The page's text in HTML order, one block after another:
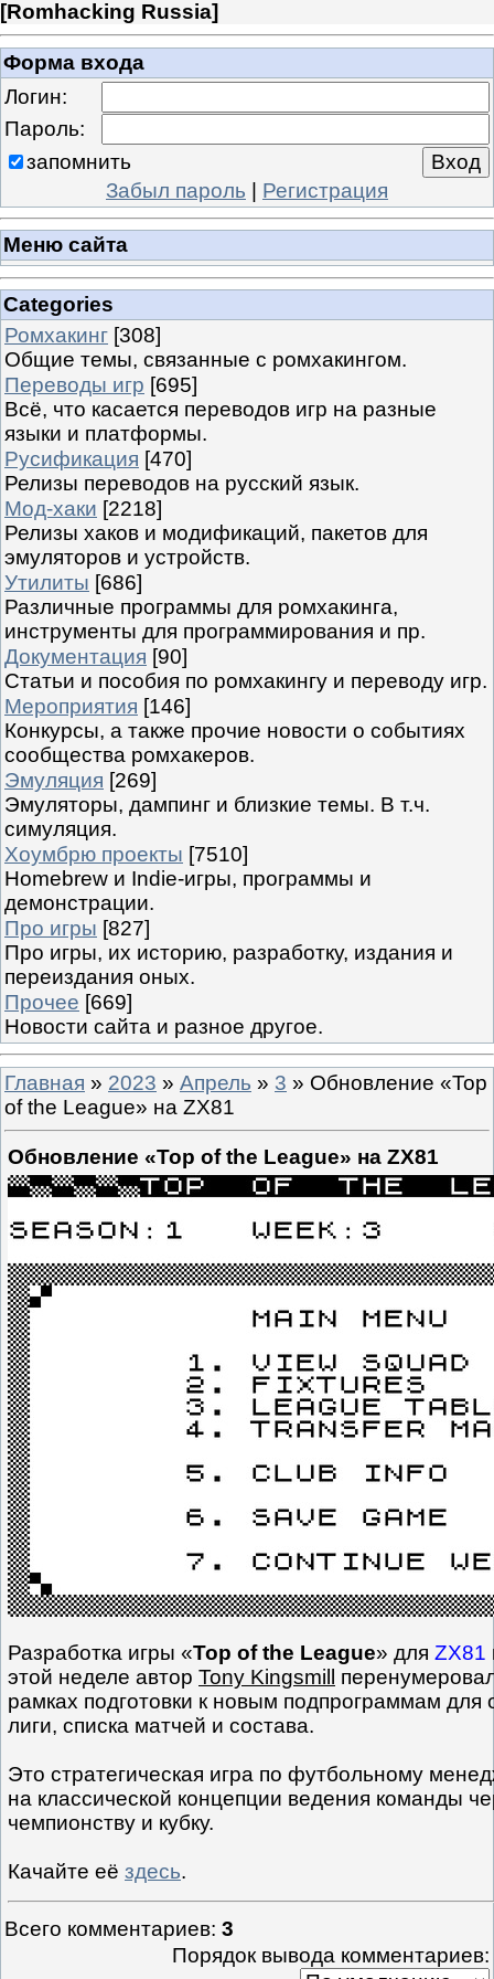
[Romhacking Russia]
Форма входа
Логин:
Пароль:
запомнить
Забыл пароль | Регистрация
Меню сайта
Categories
Ромхакинг [308]
Общие темы, связанные с ромхакингом.
Переводы игр [695]
Всё, что касается переводов игр на разные
языки и платформы.
Русификация [470]
Релизы переводов на русский язык.
Мод-хаки [2218]
Релизы хаков и модификаций, пакетов для
эмуляторов и устройств.
Утилиты [686]
Различные программы для ромхакинга,
инструменты для программирования и пр.
Документация [90]
Статьи и пособия по ромхакингу и переводу игр.
Мероприятия [146]
Конкурсы, а также прочие новости о событиях
сообщества ромхакеров.
Эмуляция [269]
Эмуляторы, дампинг и близкие темы. В т.ч.
симуляция.
Хоумбрю проекты [7510]
Homebrew и Indie-игры, программы и
демонстрации.
Про игры [827]
Про игры, их историю, разработку, издания и
переиздания оных.
Прочее [669]
Новости сайта и разное другое.
Главная » 2023 » Апрель » 3 » Обновление «Top
of the League» на ZX81
Обновление «Top of the League» на ZX81
Разработка игры «Top of the League» для ZX81
этой неделе автор Tony Kingsmill
рамках подготовки к новым подпрограммам
лиги, списка матчей и состава.
Это стратегическая игра по футбольному
на классической концепции ведения команды
чемпионству и кубку.
Качайте её здесь.
Всего комментариев: 3
Порядок вывода комментариев: